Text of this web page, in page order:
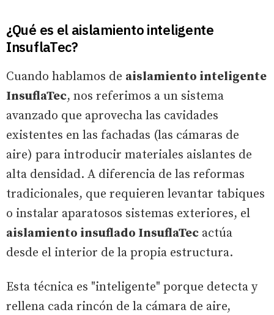
¿Qué es el aislamiento inteligente
InsuflaTec?
Cuando hablamos de aislamiento inteligente
InsuflaTec, nos referimos a un sistema
avanzado que aprovecha las cavidades
existentes en las fachadas (las cámaras de
aire) para introducir materiales aislantes de
alta densidad. A diferencia de las reformas
tradicionales, que requieren levantar tabiques
o instalar aparatosos sistemas exteriores, el
aislamiento insuflado InsuflaTec actúa
desde el interior de la propia estructura.
Esta técnica es "inteligente" porque detecta y
rellena cada rincón de la cámara de aire,